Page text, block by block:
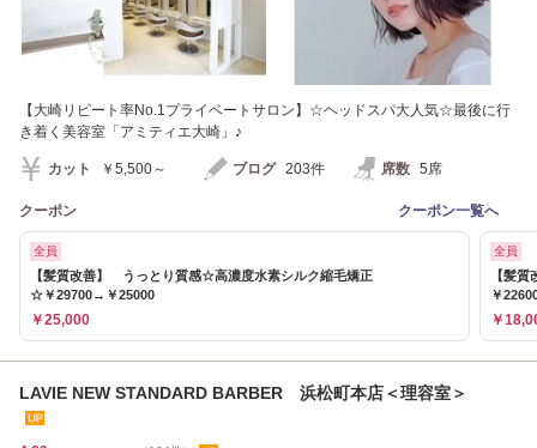
【大崎リピート率No.1プライベートサロン】☆ヘッドスパ大人気☆最後に行
き着く美容室「アミティエ大崎」♪
カット ￥5,500～ ブログ 203件 席数 5席
クーポン クーポン一覧へ
全員
【髪質改善】 うっとり質感☆高濃度水素シルク縮毛矯正
☆￥29700→￥25000
￥25,000
全員
【髪
￥
￥
LAVIE NEW STANDARD BARBER 浜松町本店＜理容室＞